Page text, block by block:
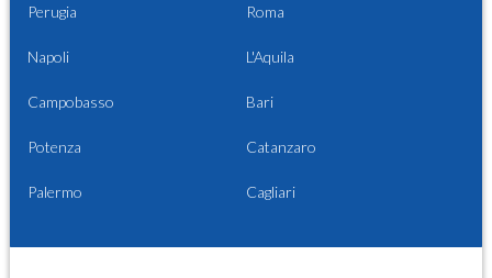
Perugia Roma
Napoli L'Aquila
Campobasso Bari
Potenza Catanzaro
Palermo Cagliari